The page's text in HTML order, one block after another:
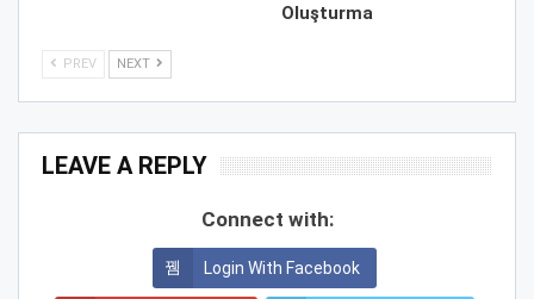
Oluşturma
PREV NEXT
LEAVE A REPLY
Connect with:
Login With Facebook